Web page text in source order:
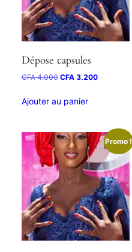
Dépose capsules
CFA4.000 CFA3.200
Ajouter au panier
Promo !